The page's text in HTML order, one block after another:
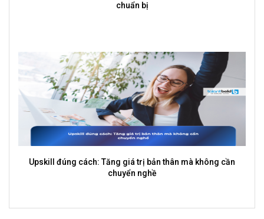
chuẩn bị
Upskill đúng cách: Tăng giá trị bản thân mà không cần
chuyển nghề